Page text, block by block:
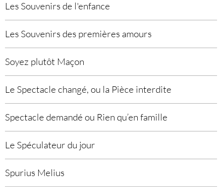
Les Souvenirs de l'enfance
Les Souvenirs des premières amours
Soyez plutôt Maçon
Le Spectacle changé, ou la Pièce interdite
Spectacle demandé ou Rien qu’en famille
Le Spéculateur du jour
Spurius Melius